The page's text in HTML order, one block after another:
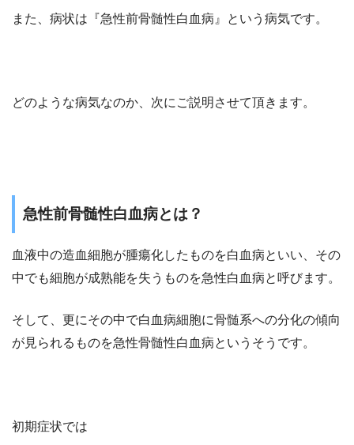
また、病状は『急性前骨髄性白血病』という病気です。
どのような病気なのか、次にご説明させて頂きます。
急性前骨髄性白血病とは？
血液中の造血細胞が腫瘍化したものを白血病といい、その
中でも細胞が成熟能を失うものを急性白血病と呼びます。
そして、更にその中で白血病細胞に骨髄系への分化の傾向
が見られるものを急性骨髄性白血病というそうです。
初期症状では